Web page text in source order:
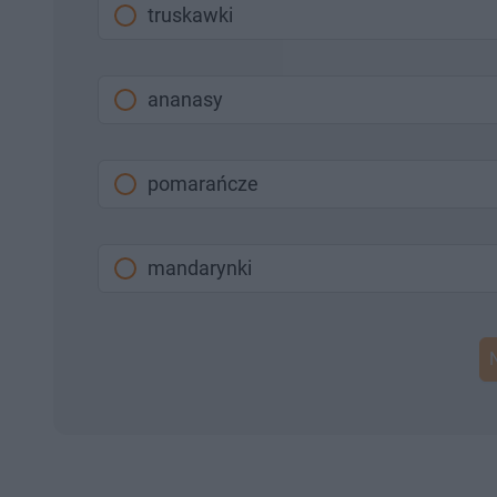
truskawki
ananasy
pomarańcze
mandarynki